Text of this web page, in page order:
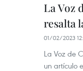
La Voz
resalta
01/02/2023
La Voz de
un artículo